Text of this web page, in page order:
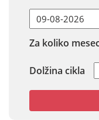
Za koliko
Dolžina cikla